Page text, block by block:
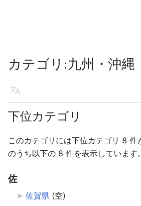
カテゴリ :九州・沖縄
言語
下位カテゴリ
このカテゴリには下位カテゴリ 8 件
のうち以下の 8 件を表示しています。
佐
佐賀県 (空)